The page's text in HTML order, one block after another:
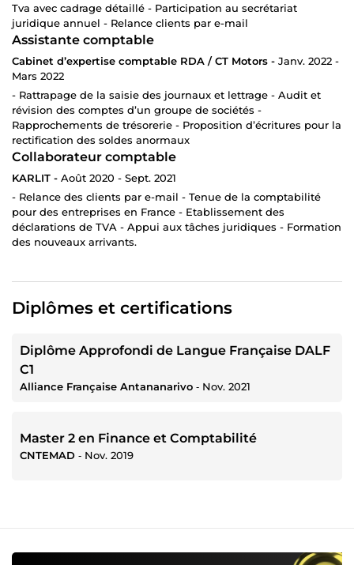
Tva avec cadrage détaillé - Participation au secrétariat
juridique annuel - Relance clients par e-mail
Assistante comptable
Cabinet d’expertise comptable RDA / CT Motors - Janv. 2022 -
Mars 2022
- Rattrapage de la saisie des journaux et lettrage - Audit et
révision des comptes d’un groupe de sociétés -
Rapprochements de trésorerie - Proposition d’écritures pour la
rectification des soldes anormaux
Collaborateur comptable
KARLIT - Août 2020 - Sept. 2021
- Relance des clients par e-mail - Tenue de la comptabilité
pour des entreprises en France - Etablissement des
déclarations de TVA - Appui aux tâches juridiques - Formation
des nouveaux arrivants.
Diplômes et certifications
Diplôme Approfondi de Langue Française DALF
C1
Alliance Française Antananarivo ‐ Nov. 2021
Master 2 en Finance et Comptabilité
CNTEMAD ‐ Nov. 2019